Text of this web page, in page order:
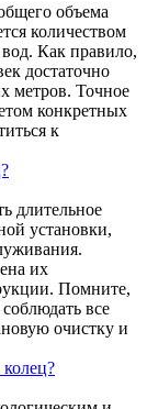
объема
количеством
Как правило,
достаточно
метров. Точное
конкретных
к
длительное
установки,
их
Помните,
все
очистку и